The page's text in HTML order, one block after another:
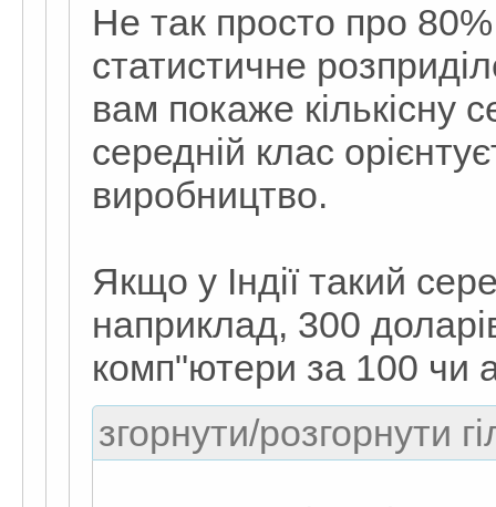
Не так просто про
статистичне
вам покаже кількісну
середній клас
виробництво.
Якщо у Індії такий
наприклад, 300
комп"ютери за 100 чи
згорнути/розгорнути